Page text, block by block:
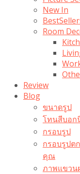
New In
Room
Review
Blog
ขนาดรูป
โทนสีบอก
กรอบรูป
กรอบรูปต
คุณ
ภาพแขวน